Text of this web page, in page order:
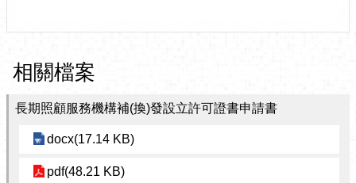
相關檔案
長期照顧服務機構補(換)發設立許可證書申請書
docx(17.14 KB)
pdf(48.21 KB)